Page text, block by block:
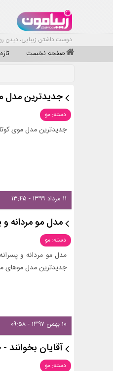
دوست داشتن زیبایی، دیدن
صفحه نخست
جدیدترین مدل
دسته: مو
جدیدترین مدل موی کوتاه مردانه و پسرانه در
۱۱ مرداد ۱۳۹۹ - ۱۳:۴۵
مدل مو مردانه و
دسته: مو
مدل مو مردانه و
جدیدترین مدل موهای مردانه
۱۰ بهمن ۱۳۹۷ - ۰۹:۵۸
آقایان
دسته: مو